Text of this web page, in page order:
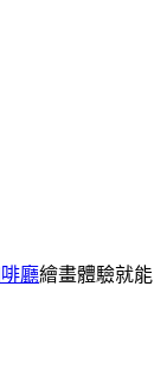
廳繪畫體驗就能